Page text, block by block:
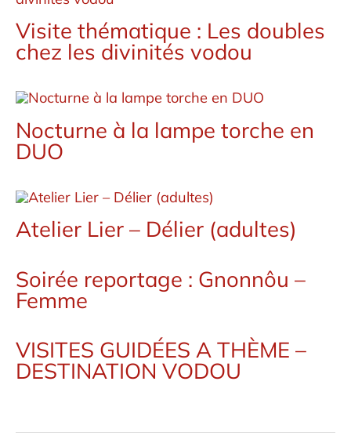
Visite thématique : Les doubles
chez les divinités vodou
Nocturne à la lampe torche en
DUO
Atelier Lier – Délier (adultes)
Soirée reportage : Gnonnôu –
Femme
VISITES GUIDÉES A THÈME –
DESTINATION VODOU